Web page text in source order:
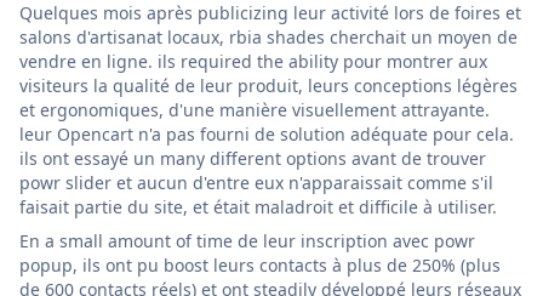
Quelques mois après publicizing leur activité lors de foires et
salons d'artisanat locaux, rbia shades cherchait un moyen de
vendre en ligne. ils required the ability pour montrer aux
visiteurs la qualité de leur produit, leurs conceptions légères
et ergonomiques, d'une manière visuellement attrayante.
leur Opencart n'a pas fourni de solution adéquate pour cela.
ils ont essayé un many different options avant de trouver
powr slider et aucun d'entre eux n'apparaissait comme s'il
faisait partie du site, et était maladroit et difficile à utiliser.
En a small amount of time de leur inscription avec powr
popup, ils ont pu boost leurs contacts à plus de 250% (plus
de 600 contacts réels) et ont steadily développé leurs réseaux